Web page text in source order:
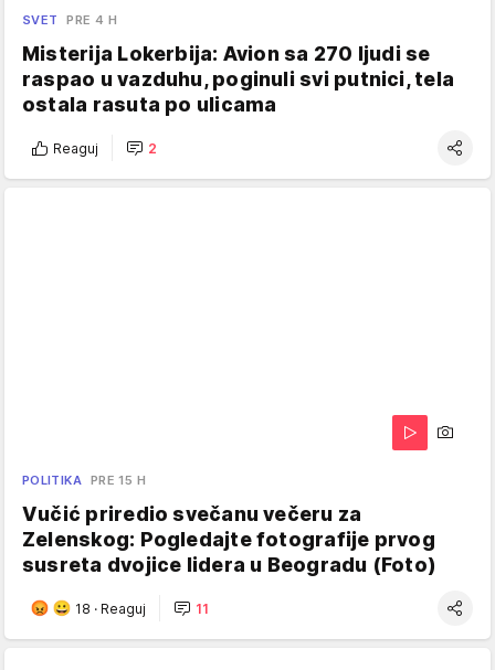
SVET PRE 4 H
Misterija Lokerbija: Avion sa 270 ljudi se
raspao u vazduhu, poginuli svi putnici, tela
ostala rasuta po ulicama
Reaguj 2
POLITIKA PRE 15 H
Vučić priredio svečanu večeru za
Zelenskog: Pogledajte fotografije prvog
susreta dvojice lidera u Beogradu (Foto)
18 · Reaguj 11